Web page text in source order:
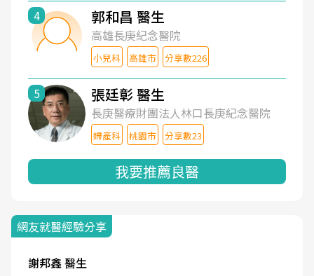
4 郭和昌 醫生
高雄長庚紀念醫院
小兒科 高雄市 分享數226
5 張廷彰 醫生
長庚醫療財團法人林口長庚紀念醫院
婦產科 桃園市 分享數23
我要推薦良醫
網友就醫經驗分享
謝邦鑫 醫生